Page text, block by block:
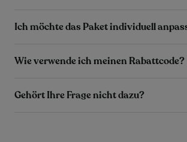
Ich möchte das Paket individuell
Wie verwende ich meinen Rabattcode?
Gehört Ihre Frage nicht dazu?